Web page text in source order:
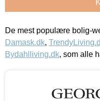
De mest populære bolig-
Damask.dk,
Bydahlliving.dk, som alle